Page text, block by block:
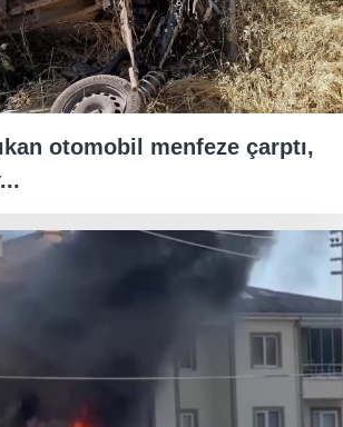
otomobil menfeze çarptı,